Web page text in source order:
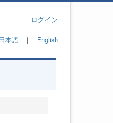
ログイン
日本語｜ English